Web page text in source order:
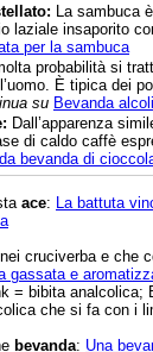
La sambuca
laziale insaporito
per la sambuca
probabilità si
È tipica dei
su Bevanda
Dall’apparenza
di caldo caffè
bevanda di
ace: La battuta
cruciverba e che
gassata e
= bibita analcolica;
che si fa con i
bevanda: Una